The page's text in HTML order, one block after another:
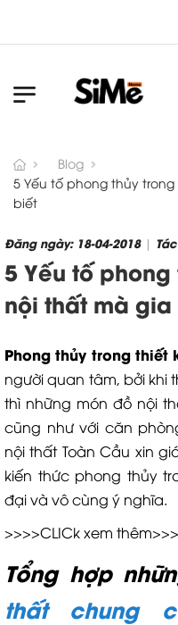
Blog
5 Yếu tố phong thủy
biết
Đăng ngày: 18-04-2018|
5 Yếu tố
nội thất mà
Phong thủy trong thiết
người quan tâm, bởi khi
thì những món đồ nội
cũng như với căn
nội thất Toàn Cầu xin
kiến thức phong thủy
đại và vô cùng ý nghĩa.
>>>>CLICk xem thêm>>>
Tổng hợp
thất chung